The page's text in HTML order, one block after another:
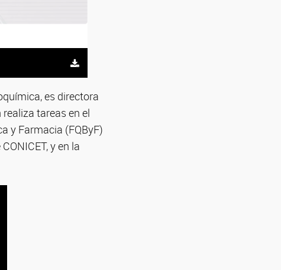
es directora
realiza tareas en el
y Farmacia (FQByF)
y en la